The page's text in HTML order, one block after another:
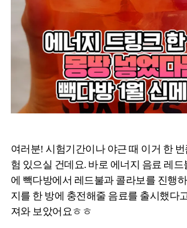
여러분! 시험기간이나 야근 때 이거 한
험 있으실 건데요. 바로 에너지 음료 레
에 빽다방에서 레드불과 콜라보를 진행
지를 한 방에 충전해줄 음료를 출시했다
져와 보았어요ㅎㅎ